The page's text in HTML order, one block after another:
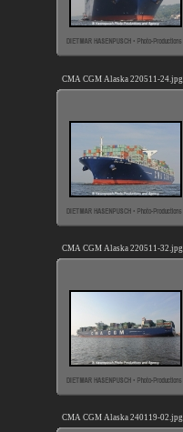
CMA CGM Alaska 220511-24.jpg
CMA CGM Alaska 220511-32.jpg
CMA CGM Alaska 240119-02.jpg